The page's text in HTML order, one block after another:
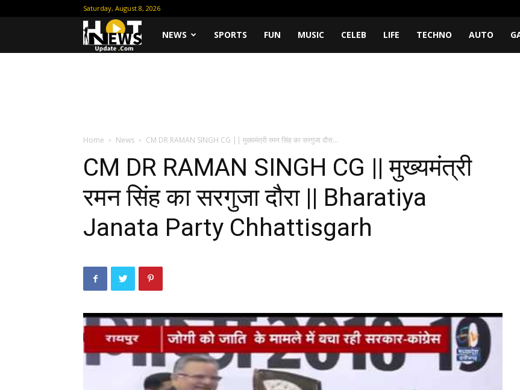
Saturday, August 8, 2026
HotNEWS SPORTS FUN MUSIC CELEB LIFE TECHNO AUTO
Home News CM DR RAMAN SINGH CG || मुख्यमंत्री रमन सिंह का सरगुजा दौरा...
CM DR RAMAN SINGH CG || मुख्यमंत्री
रमन सिंह का सरगुजा दौरा || Bharatiya
Janata Party Chhattisgarh